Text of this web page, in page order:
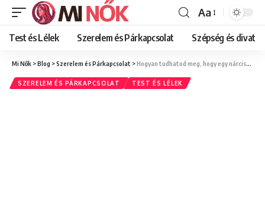
Font
Resizer
Aa
Test és Lélek Szerelem és Párkapcsolat Szépség és divat
Mi Nők >Blog >Szerelem és Párkapcsolat >Hogyan tudhatod meg, hogy egy nárcisztikus végzett veled? (21 legfontosabb jel)
SZERELEM ÉS PÁRKAPCSOLAT TEST ÉS LÉLEK